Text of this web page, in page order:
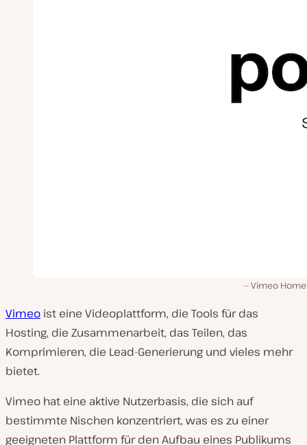
Vimeo
Vimeo ist eine Videoplattform, die Tools für das
Hosting, die Zusammenarbeit, das Teilen, das
Komprimieren, die Lead-Generierung und vieles mehr
bietet.
Vimeo hat eine aktive Nutzerbasis, die sich auf
bestimmte Nischen konzentriert, was es zu einer
geeigneten Plattform für den Aufbau eines Publikums